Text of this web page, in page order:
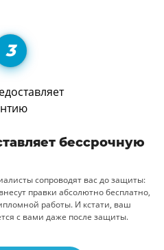
бессрочную
сопроводят вас до защиты:
правки абсолютно бесплатно,
работы. И кстати, ваш
с вами даже после защиты.